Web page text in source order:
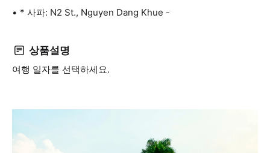
* 사파: N2 St., Nguyen Dang Khue -
상품설명
여행 일자를 선택하세요.